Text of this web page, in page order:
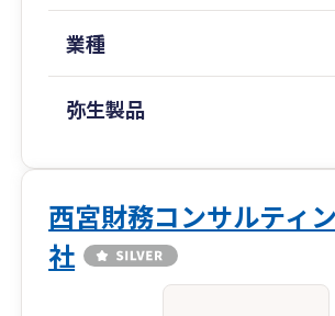
業種
弥生製品
西宮財務コンサルティ
社